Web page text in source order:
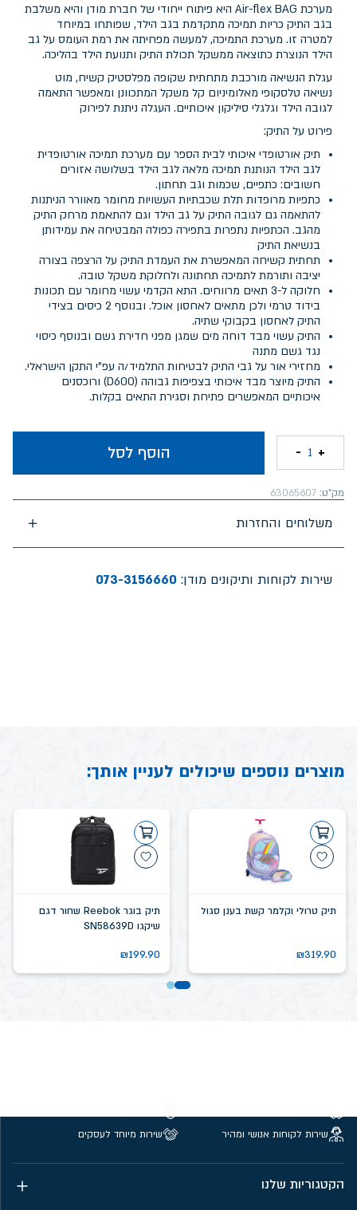
מערכת Air-flex BAG היא פיתוח ייחודי של חברת מודן והיא משלבת
בגב התיק כריות תמיכה מתקדמת בגב הילד, שפותחו במיוחד
למטרה זו. מערכת התמיכה, למעשה מפחיתה את רמת העומס על גב
הילד הנוצרת כתוצאה ממשקל תכולת התיק ותנועת הילד בהליכה.
עגלת הנשיאה מורכבת מתחתית שקופה מפלסטיק קשיח, מוט
נשיאה טלסקופי מאלומיניום קל משקל המתכוונן ומאפשר התאמה
לגובה הילד וגלגלי סיליקון איכותיים. העגלה ניתנת לפירוק
פירוט על התיק:
תיק אורטופדי איכותי לבית הספר עם מערכת תמיכה אורטופדית
לגב הילד הנותנת תמיכה מלאה לגב הילד בשלושה אזורים
חשובים: כתפיים, שכמות וגב תחתון.
כתפיות מרופדות תלת שכבתיות העשויות מחומר מאוורר הניתנות
להתאמה גם לגובה התיק על גב הילד וגם להתאמת מרחק התיק
מהגב. הכתפיות נתפרות בתפירה כפולה המבטיחה את עמידותן
בנשיאת התיק
תחתית קשיחה המאפשרת את העמדת התיק על הרצפה בצורה
יציבה ותורמת לתמיכה תחתונה ולחלוקת משקל טובה.
חלוקה ל-3 תאים מרווחים. התא הקדמי עשוי מחומר עם תכונות
בידוד טרמי ולכן מתאים לאחסון אוכל. ובנוסף 2 כיסים בצידי
התיק לאחסון בקבוקי שתיה.
התיק עשוי מבד דוחה מים שמגן מפני חדירת גשם ובנוסף כיסוי
נגד גשם מתנה
מחזירי אור על גבי התיק לבטיחות התלמיד/ה עפ"י התקן הישראלי.
התיק מיוצר מבד איכותי בצפיפות גבוהה (D600) ורוכסנים
איכותיים המאפשרים פתיחת וסגירת התאים בקלות.
הוסף לסל +
1
-
מק"ט: 63065607
משלוחים והחזרות
שירות לקוחות ותיקונים מודן: 073-3156660
מוצרים נוספים שיכולים לעניין אותך:
תיק טרולי וקלמר קשת בענן סגול
₪319.90
תיק בוגר Reebok שחור דגם
שיקגו SN58639D
₪199.90
שירות לקוחות אנושי ומהיר
שירות מיוחד לעסקים
הקטגוריות שלנו